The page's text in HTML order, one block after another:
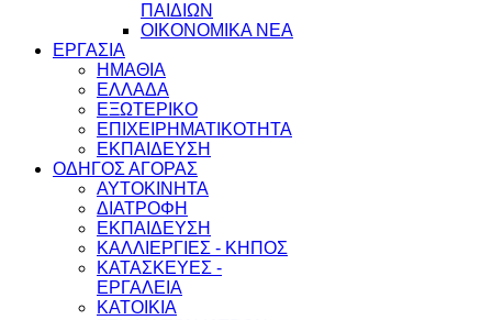
ΠΑΙΔΙΩΝ
ΟΙΚΟΝΟΜΙΚΑ ΝΕΑ
ΕΡΓΑΣΙΑ
ΗΜΑΘΙΑ
ΕΛΛΑΔΑ
ΕΞΩΤΕΡΙΚΟ
ΕΠΙΧΕΙΡΗΜΑΤΙΚΟΤΗΤΑ
ΕΚΠΑΙΔΕΥΣΗ
ΟΔΗΓΟΣ ΑΓΟΡΑΣ
ΑΥΤΟΚΙΝΗΤΑ
ΔΙΑΤΡΟΦΗ
ΕΚΠΑΙΔΕΥΣΗ
ΚΑΛΛΙΕΡΓΙΕΣ - ΚΗΠΟΣ
ΚΑΤΑΣΚΕΥΕΣ -
ΕΡΓΑΛΕΙΑ
ΚΑΤΟΙΚΙΑ